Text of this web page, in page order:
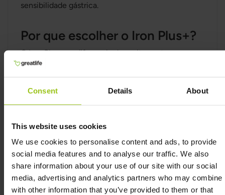
Consent Details About
This website uses cookies
We use cookies to personalise content and ads, to provide
social media features and to analyse our traffic. We also
share information about your use of our site with our social
media, advertising and analytics partners who may combine
with other information that you’ve provided to them or that
sensibilidade gástrica.
Por que escolher o Iron Plus+?
O Iron Plus+ se diferencia de muitos outros
suplementos de ferro por sua formulação completa
e qualidade das matérias-primas. Contém as
formas mais puras e biodisponíveis disponíveis.
energia
glóbulos vermelhos, transporte de oxigênio no
corpo e redução da fadiga em casos de
deficiência de ferro.
Apoia a produção de energia do corpo e contribui